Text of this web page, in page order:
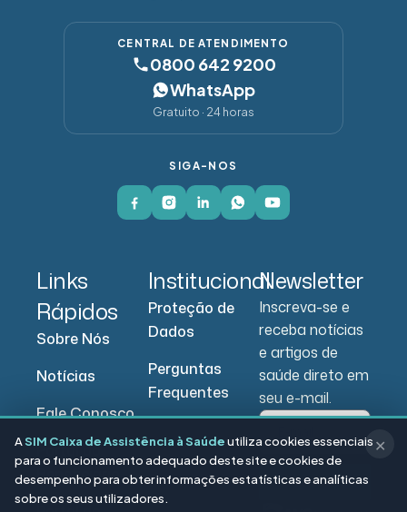
CENTRAL DE ATENDIMENTO
0800 642 9200
WhatsApp
Gratuito · 24 horas
SIGA-NOS
Links
Rápidos
Sobre Nós
Notícias
Fale Conosco
Portal do
Beneficiário
Institucional
Proteção de
Dados
Perguntas
Frequentes
Newsletter
Inscreva-se e
receba notícias
e artigos de
saúde direto em
seu e-mail.
Enviar
ASIM Caixa de Assistência à Saúdeutiliza cookies essenciais
para o funcionamento adequado deste site e cookies de
desempenho para obter informações estatísticas e analíticas
sobre os seus utilizadores.
✕